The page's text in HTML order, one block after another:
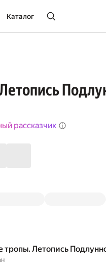
Каталог
рассказчик
тропы. Летопись